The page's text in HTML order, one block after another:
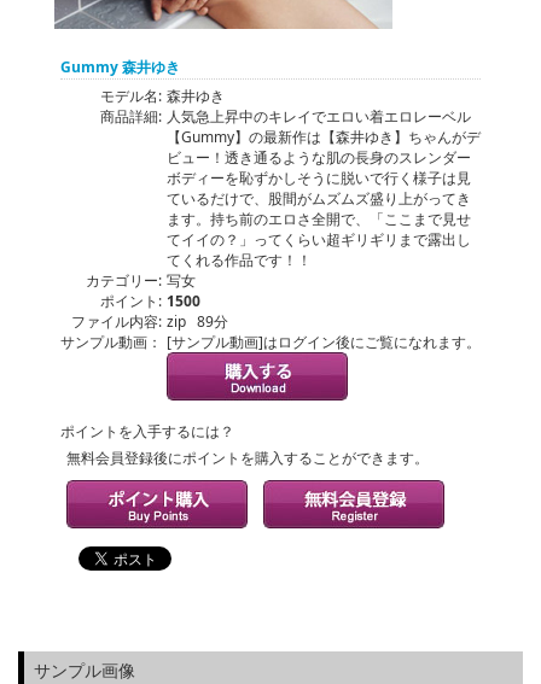
Gummy 森井ゆき
モデル名: 森井ゆき
商品詳細: 人気急上昇中のキレイでエロい着エロレーベル
【Gummy】の最新作は【森井ゆき】ちゃんがデ
ビュー！透き通るような肌の長身のスレンダー
ボディーを恥ずかしそうに脱いで行く様子は見
ているだけで、股間がムズムズ盛り上がってき
ます。持ち前のエロさ全開で、「ここまで見せ
てイイの？」ってくらい超ギリギリまで露出し
てくれる作品です！！
カテゴリー: 写女
ポイント: 1500
ファイル内容: zip 89分
サンプル動画： [サンプル動画]はログイン後にご覧になれます。
ポイントを入手するには？
無料会員登録後にポイントを購入することができます。
サンプル画像